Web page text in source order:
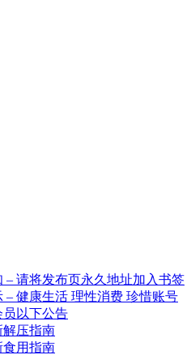
– 请将发布页永久地址加入书签
– 健康生活 理性消费 珍惜账号
以下公告
解压指南
食用指南